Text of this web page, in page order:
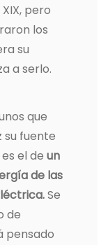
pero
los
su
a serlo.
que
su fuente
el de un
de las
Se
de
pensado